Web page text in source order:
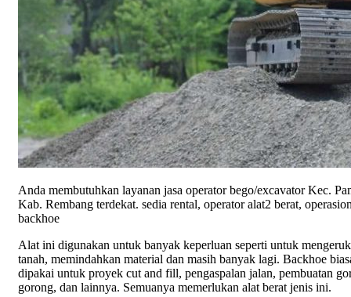
Anda membutuhkan layanan jasa operator bego/excavator Kec.
Kab. Rembang terdekat. sedia rental, operator alat2 berat,
backhoe
Alat ini digunakan untuk banyak keperluan seperti untuk mengeruk
tanah, memindahkan material dan masih banyak lagi. Backhoe
dipakai untuk proyek cut and fill, pengaspalan jalan, pembuatan
gorong, dan lainnya. Semuanya memerlukan alat berat jenis ini.